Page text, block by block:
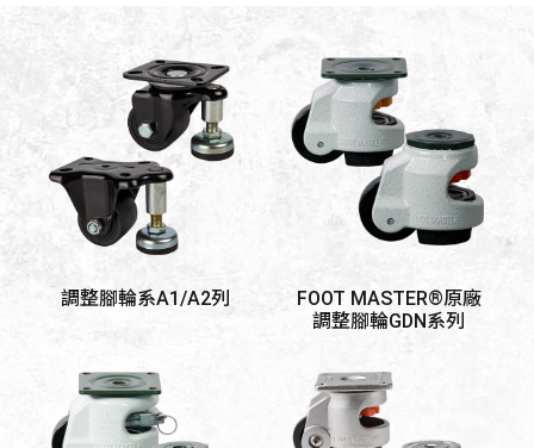
調整腳輪系A1/A2列
FOOT MASTER®原廠
調整腳輪GDN系列